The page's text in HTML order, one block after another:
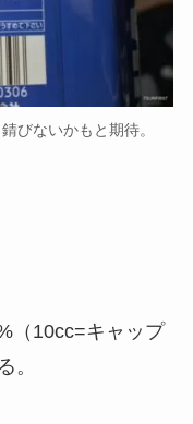
びないかもと期待。
（10cc=キャップ
。